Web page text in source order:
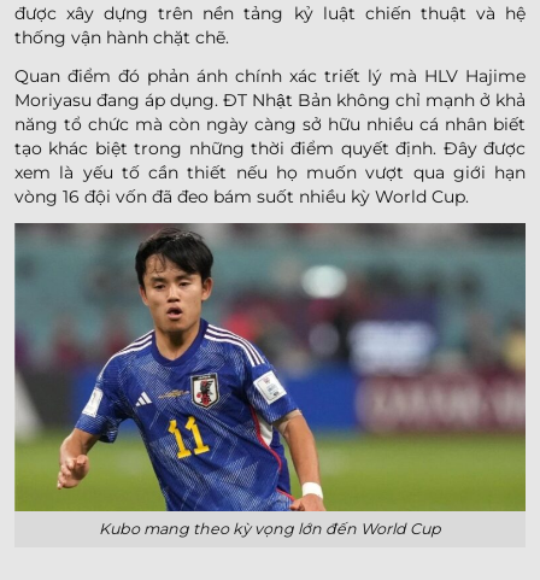
được xây dựng trên nền tảng kỷ luật chiến thuật và hệ
thống vận hành chặt chẽ.
Quan điểm đó phản ánh chính xác triết lý mà HLV Hajime
Moriyasu đang áp dụng. ĐT Nhật Bản không chỉ mạnh ở khả
năng tổ chức mà còn ngày càng sở hữu nhiều cá nhân biết
tạo khác biệt trong những thời điểm quyết định. Đây được
xem là yếu tố cần thiết nếu họ muốn vượt qua giới hạn
vòng 16 đội vốn đã đeo bám suốt nhiều kỳ World Cup.
Kubo mang theo kỳ vọng lớn đến World Cup